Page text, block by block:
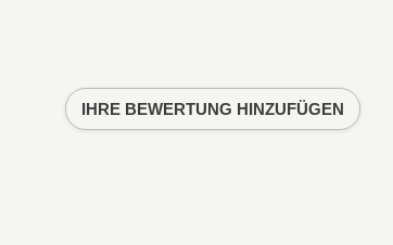
IHRE BEWERTUNG HINZUFÜGEN